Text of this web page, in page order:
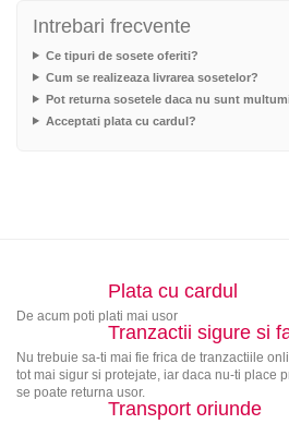
Intrebari frecvente
Ce tipuri de sosete oferiti?
Cum se realizeaza livrarea sosetelor?
Pot returna sosetele daca nu sunt
Acceptati plata cu cardul?
Plata cu cardul
De acum poti plati mai usor
Tranzactii sigure si
Nu trebuie sa-ti mai fie frica de tranzactiile
tot mai sigur si protejate, iar daca nu-ti place
se poate returna usor.
Transport oriunde